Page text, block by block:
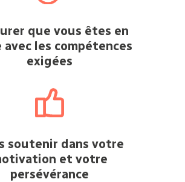
que vous êtes en
avec les compétences
exigées
soutenir dans votre
et votre
persévérance